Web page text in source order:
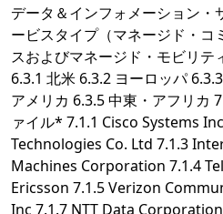
データ＆インフォメーション・
ービスタイプ（マネージド・コ
スおよびマネージド・モビリテ
6.3.1 北米 6.3.2 ヨーロッパ
アメリカ 6.3.5 中東・アフリカ
ァイル* 7.1.1 Cisco Systems
Technologies Co. Ltd 7.1.3
Machines Corporation 7.1.4
Ericsson 7.1.5 Verizon
Inc 7.1.7 NTT Data